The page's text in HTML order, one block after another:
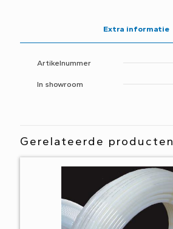
Extra informatie
Artikelnummer
In showroom
Gerelateerde producten